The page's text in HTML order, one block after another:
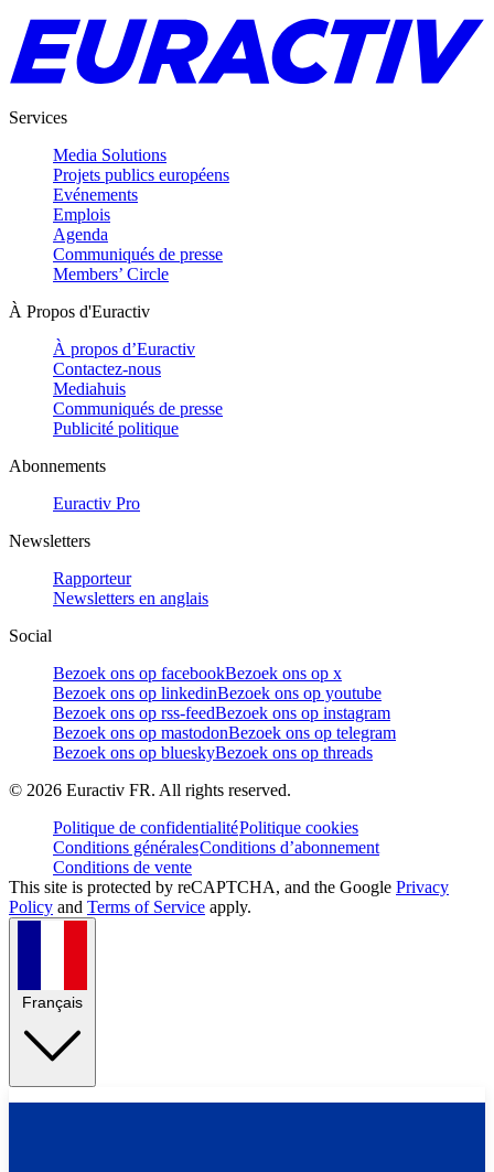
Services
Media Solutions
Projets publics européens
Evénements
Emplois
Agenda
Communiqués de presse
Members’ Circle
À Propos d'Euractiv
À propos d’Euractiv
Contactez-nous
Mediahuis
Communiqués de presse
Publicité politique
Abonnements
Euractiv Pro
Newsletters
Rapporteur
Newsletters en anglais
Social
Bezoek ons op facebookBezoek ons op x
Bezoek ons op linkedinBezoek ons op youtube
Bezoek ons op rss-feedBezoek ons op instagram
Bezoek ons op mastodonBezoek ons op telegram
Bezoek ons op blueskyBezoek ons op threads
© 2026 Euractiv FR. All rights reserved.
Politique de confidentialitéPolitique cookies
Conditions généralesConditions d’abonnement
Conditions de vente
This site is protected by reCAPTCHA, and the Google Privacy
Policy and Terms of Service apply.
Français